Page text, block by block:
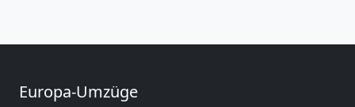
Europa-Umzüge